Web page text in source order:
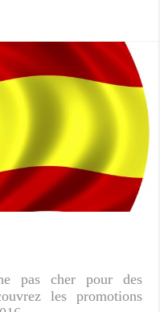
pas cher pour des
les promotions